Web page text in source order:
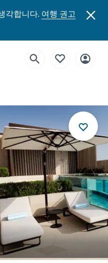
각합니다.여행 권고